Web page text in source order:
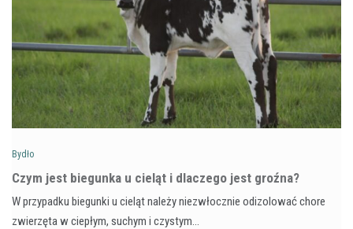
Bydło
Czym jest biegunka u cieląt i dlaczego jest groźna?
W przypadku biegunki u cieląt należy niezwłocznie odizolować chore
zwierzęta w ciepłym, suchym i czystym…